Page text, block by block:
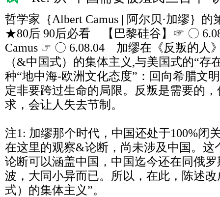
哲学家｛Albert Camus | 阿尔贝·加缪｝的
★80后 90后必看 【巴黎硅谷】☞ 〇
Camus ☞ 〇 6.08.04 加缪在《反叛的人
（&中国式）的集体主义,与美国式的“存
种“地中海-欧洲文化态度”：回向希腊文
定非要跨过生命的局限。反叛是需要的
求，会让人失去节制。
注1: 加缪那个时代，中国还处于100%闭
在这里的观察&论断，尚未涉及中国。这
论断可以涵盖中国，中国迄今还在同俄
波，大同小异而已。所以，在此，陈述
式）的集体主义”。